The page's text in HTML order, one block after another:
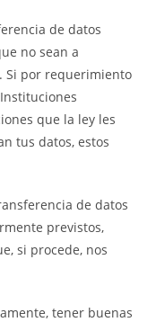
de datos
no sean a
Si por requerimiento
que la ley les
tus datos, estos
de datos
previstos,
si procede, nos
tener buenas